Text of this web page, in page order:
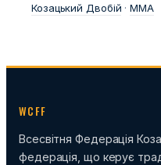
Козацький Двобій · ММА
WCFF
Всесвітня Федерація
федерація, що керує